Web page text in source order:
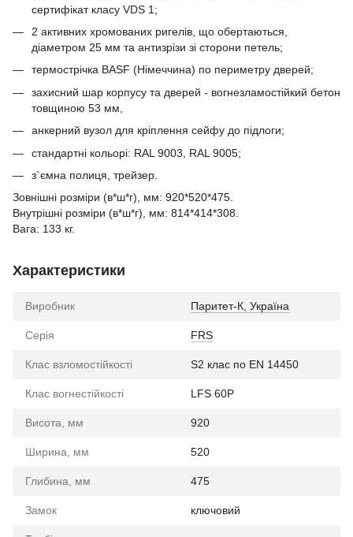
сертифікат класу VDS 1;
2 активних хромованих ригелів, що обертаються,
діаметром 25 мм та антизрізи зі сторони петель;
термострічка BASF (Німеччина) по периметру дверей;
захисний шар корпусу та дверей - вогнезламостійкий бетон
товщиною 53 мм,
анкерний вузол для кріплення сейфу до підлоги;
стандартні кольорі: RAL 9003, RAL 9005;
з`ємна полиця, трейзер.
Зовнішні розміри (в*ш*г), мм: 920*520*475.
Внутрішні розміри (в*ш*г), мм: 814*414*308.
Вага: 133 кг.
Характеристики
Виробник Паритет-К, Україна
Серія FRS
Клас взломостійкості S2 клас по EN 14450
Клас вогнестійкості LFS 60P
Висота, мм 920
Ширина, мм 520
Глибина, мм 475
Замок ключовий